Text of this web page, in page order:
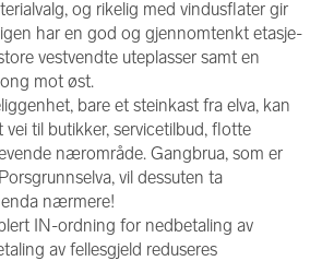
og rikelig med vindusflater gir
har en god og gjennomtenkt etasje-
vestvendte uteplasser samt en
mot øst.
bare et steinkast fra elva, kan
til butikker, servicetilbud, flotte
nærområde. Gangbrua, som er
vil dessuten ta
nærmere!
IN-ordning for nedbetaling av
av fellesgjeld reduseres